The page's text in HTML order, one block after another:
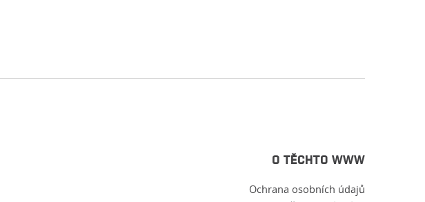
O TĚCHTO WWW
Ochrana osobních údajů